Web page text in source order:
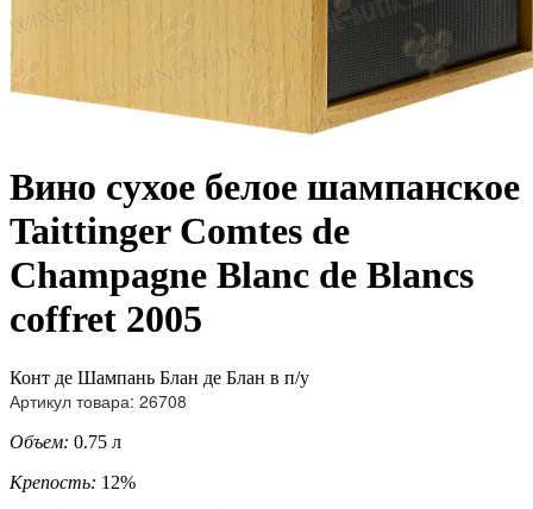
Вино сухое белое шампанское
Taittinger Comtes de
Champagne Blanc de Blancs
coffret 2005
Конт де Шампань Блан де Блан в п/у
Артикул товара: 26708
Объем: 0.75 л
Крепость: 12%